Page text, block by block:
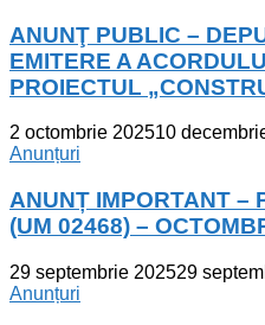
ANUNŢ PUBLIC –
EMITERE A
PROIECTUL
2 octombrie 202510
Anunțuri
ANUNȚ IMPORTANT –
(UM 02468) –
29 septembrie 202529
Anunțuri